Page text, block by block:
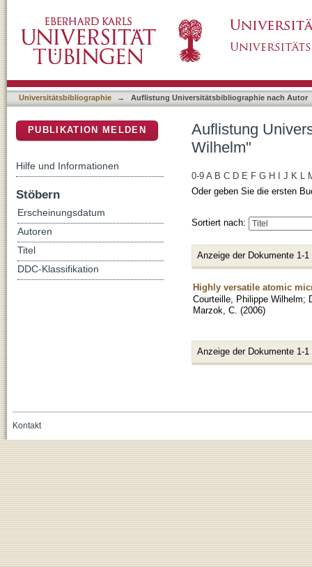
Universitätsbibliographie → Auflistung Universitätsbibliographie nach Autor
Auflistung
Wilhelm"
0-9 A B C D E F G H J K L
Oder geben Sie die ersten
Sortiert nach:
Anzeige der Dokumente 1-1
Highly versatile atomic
Courteille, Philippe Wilhelm;
Marzok, C. (2006)
Anzeige der Dokumente 1-1
PUBLIKATION MELDEN
Hilfe und Informationen
Stöbern
Erscheinungsdatum
Autoren
Titel
DDC-Klassifikation
Kontakt